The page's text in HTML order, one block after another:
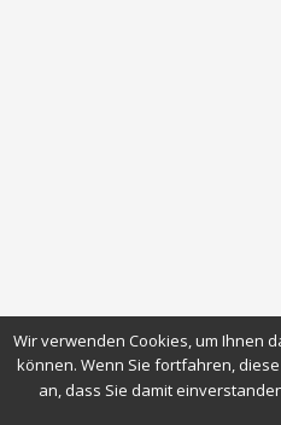
Wir verwenden Cookies, um Ihnen
können. Wenn Sie fortfahren,
an, dass Sie damit